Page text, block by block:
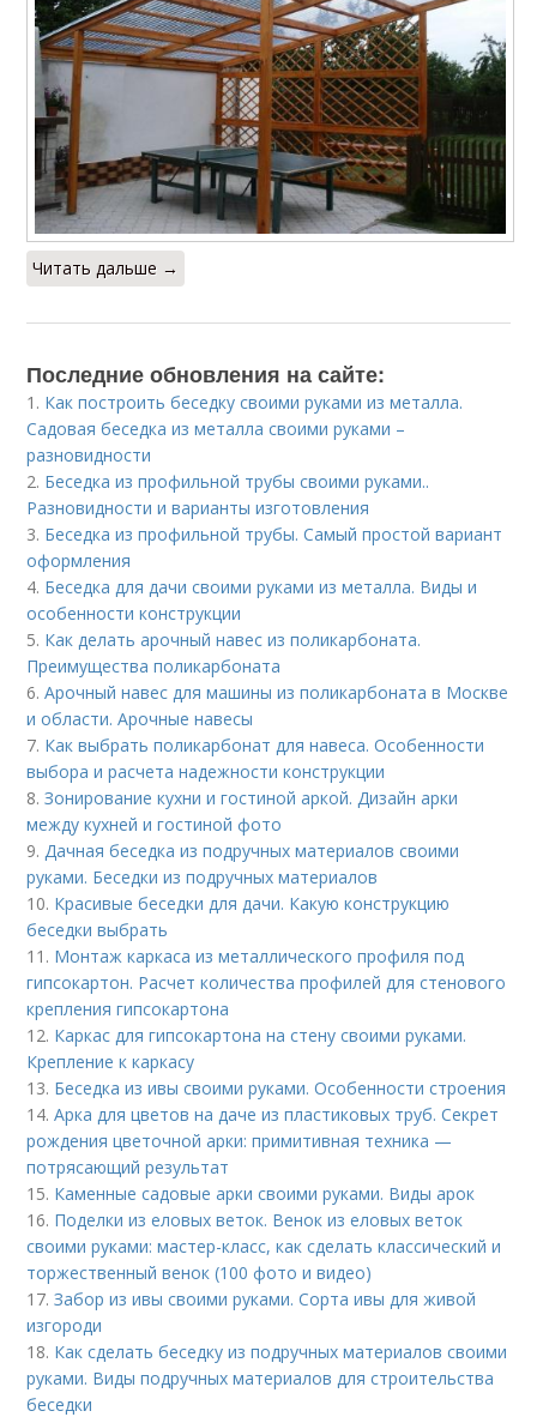
Читать дальше →
Последние обновления на сайте:
1. Как построить беседку своими руками из металла.
Садовая беседка из металла своими руками –
разновидности
2. Беседка из профильной трубы своими руками..
Разновидности и варианты изготовления
3. Беседка из профильной трубы. Самый простой вариант
оформления
4. Беседка для дачи своими руками из металла. Виды и
особенности конструкции
5. Как делать арочный навес из поликарбоната.
Преимущества поликарбоната
6.Арочный навес для машины из поликарбоната в Москве
и области. Арочные навесы
7. Как выбрать поликарбонат для навеса. Особенности
выбора и расчета надежности конструкции
8.Зонирование кухни и гостиной аркой. Дизайн арки
между кухней и гостиной фото
9. Дачная беседка из подручных материалов своими
руками. Беседки из подручных материалов
10. Красивые беседки для дачи. Какую конструкцию
беседки выбрать
11. Монтаж каркаса из металлического профиля под
гипсокартон. Расчет количества профилей для стенового
крепления гипсокартона
12. Каркас для гипсокартона на стену своими руками.
Крепление к каркасу
13. Беседка из ивы своими руками. Особенности строения
14.Арка для цветов на даче из пластиковых труб. Секрет
рождения цветочной арки: примитивная техника —
потрясающий результат
15. Каменные садовые арки своими руками. Виды арок
16. Поделки из еловых веток. Венок из еловых веток
своими руками: мастер-класс, как сделать классический и
торжественный венок (100 фото и видео)
17.Забор из ивы своими руками. Сорта ивы для живой
изгороди
18. Как сделать беседку из подручных материалов своими
руками. Виды подручных материалов для строительства
беседки